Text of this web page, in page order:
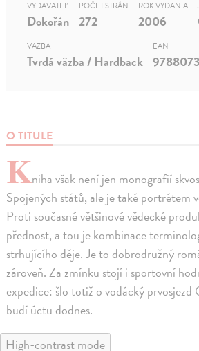
O TITULE
Kniha však není jen monografií
Spojených států, ale je také portrétem
Proti současné většinové vědecké
přednost, a tou je kombinace
strhujícího děje. Je to dobrodružný
zároveň. Za zmínku stojí i sportovní
expedice: šlo totiž o vodácký prvosjezd
budí úctu dodnes.
VYDAVATEĽ
Dokořán
POČET STRÁN
272
ROK VYDANIA
2006
VÄZBA
Tvrdá väzba / Hardback
EAN
High-contrast mode